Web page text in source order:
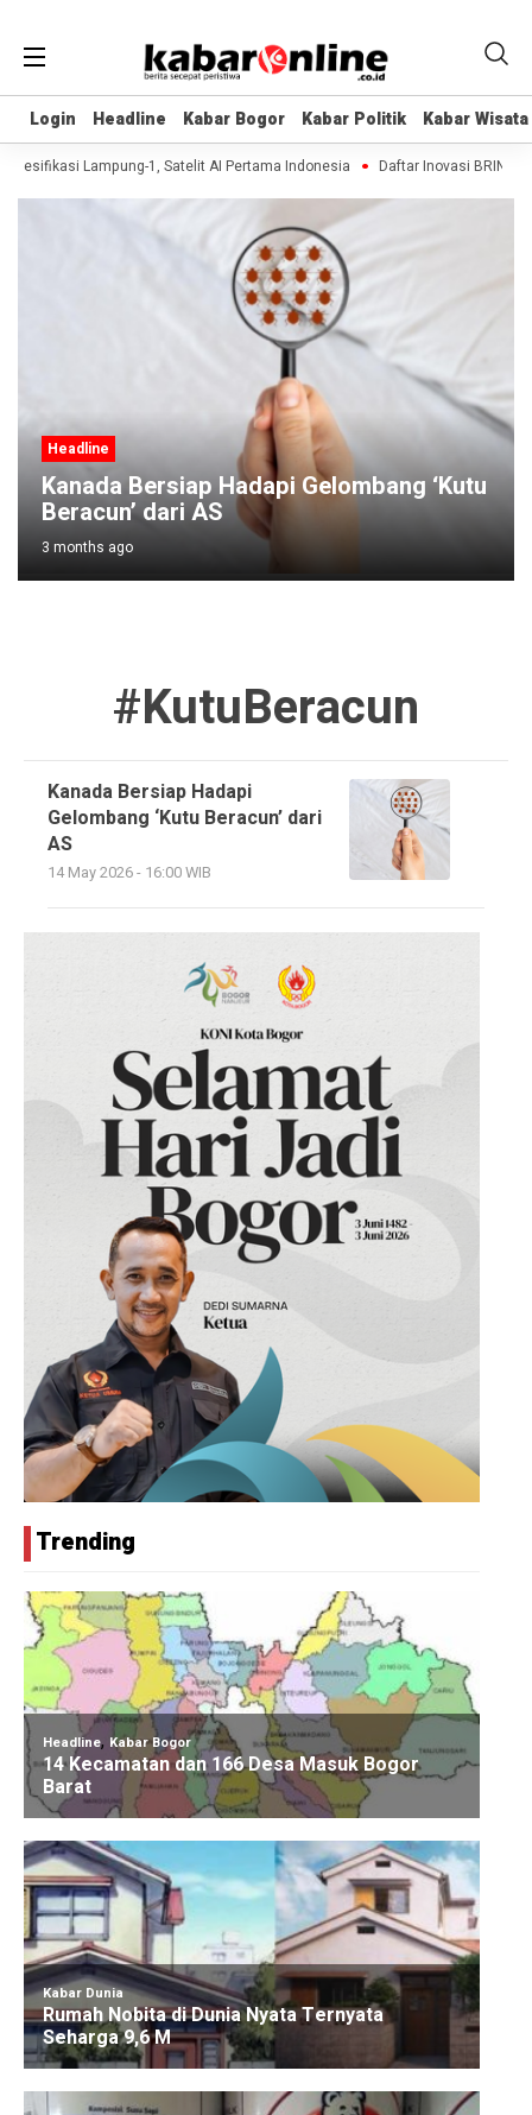
Login Headline Kabar Bogor Kabar Politik Kabar Wisata
Login Headline Kabar Bogor Kabar Politik Kabar Wisata
Lampung-1, Satelit AI Pertama Indonesia Daftar Inovasi BRIN
Headline
Kanada Bersiap Hadapi Gelombang ‘Kutu
Beracun’ dari AS
3 months ago
#KutuBeracun
Kanada Bersiap Hadapi
Gelombang ‘Kutu Beracun’ dari
AS
14 May 2026 - 16:00 WIB
Trending